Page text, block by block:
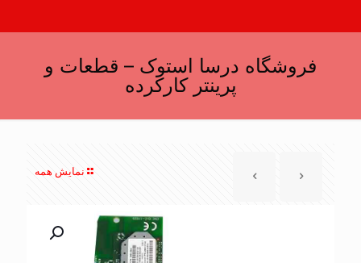
فروشگاه درسا استوک – قطعات و
پرینتر کارکرده
نمایش همه